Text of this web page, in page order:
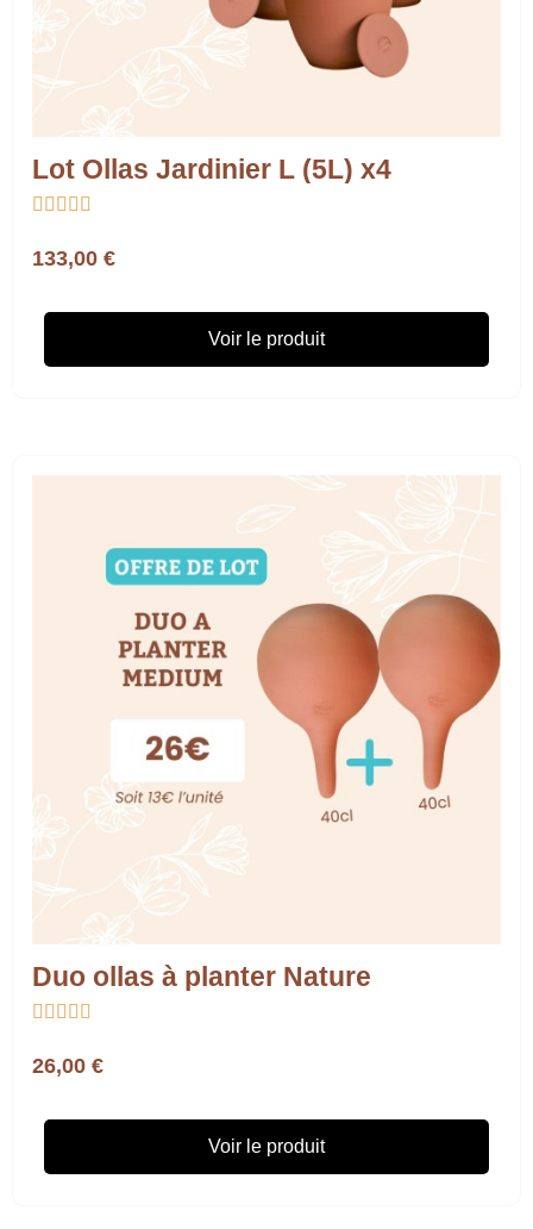
Lot Ollas Jardinier L (5L) x4
    
133,00 €
Voir le produit
Duo ollas à planter Nature
    
26,00 €
Voir le produit